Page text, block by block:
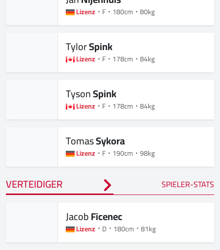
Lizenz F 180cm 80kg
TylorSpink
Lizenz F 178cm 84kg
TysonSpink
Lizenz F 178cm 84kg
TomasSykora
Lizenz F 190cm 98kg
VERTEIDIGER SPIELER-STATS
JacobFicenec
Lizenz D 180cm 81kg